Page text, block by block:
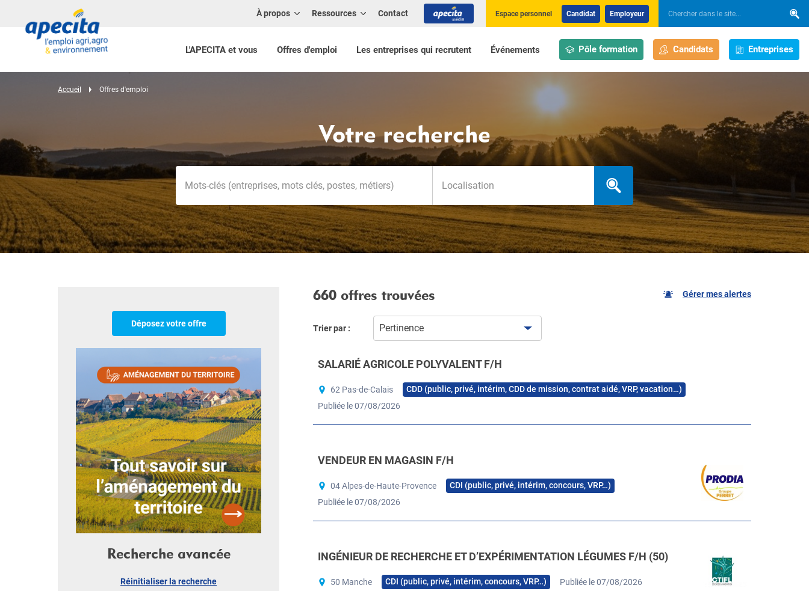
L'APECITA et vous Offres d'emploi Les entreprises qui recrutent Événements Pôle formation Candidats Entreprises
À propos Ressources Contact Espace personnel Candidat Employeur
Accueil Offres d'emploi
Votre recherche
Déposez votre offre
Recherche avancée
Réinitialiser la recherche
660 offres trouvées Gérer mes alertes
Trier par : Pertinence
SALARIÉ AGRICOLE POLYVALENT F/H
62 Pas-de-Calais
CDD (public, privé, intérim, CDD de mission, contrat aidé, VRP, vacation…)
Publiée le 07/08/2026
VENDEUR EN MAGASIN F/H
04 Alpes-de-Haute-Provence
CDI (public, privé, intérim, concours, VRP…)
Publiée le 07/08/2026
INGÉNIEUR DE RECHERCHE ET D’EXPÉRIMENTATION LÉGUMES F/H (50)
50 Manche CDI (public, privé, intérim, concours, VRP…) Publiée le 07/08/2026